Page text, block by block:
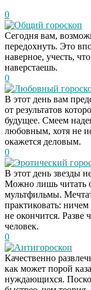
0
Общий гороскоп
Сегодня вам,
передохнуть. Это
наверное, учесть,
наверстаешь.
0
Любовный
В этот день вам
от результатов
будущее. Смеем
любовным, хотя не
окажется деловым.
0
Эротический
В этот день звезды
Можно лишь читать
мультфильмы.
практиковать:
не окончится. Разве
человек.
0
Антигороскоп
Качественно
как может порой
нуждающихся.